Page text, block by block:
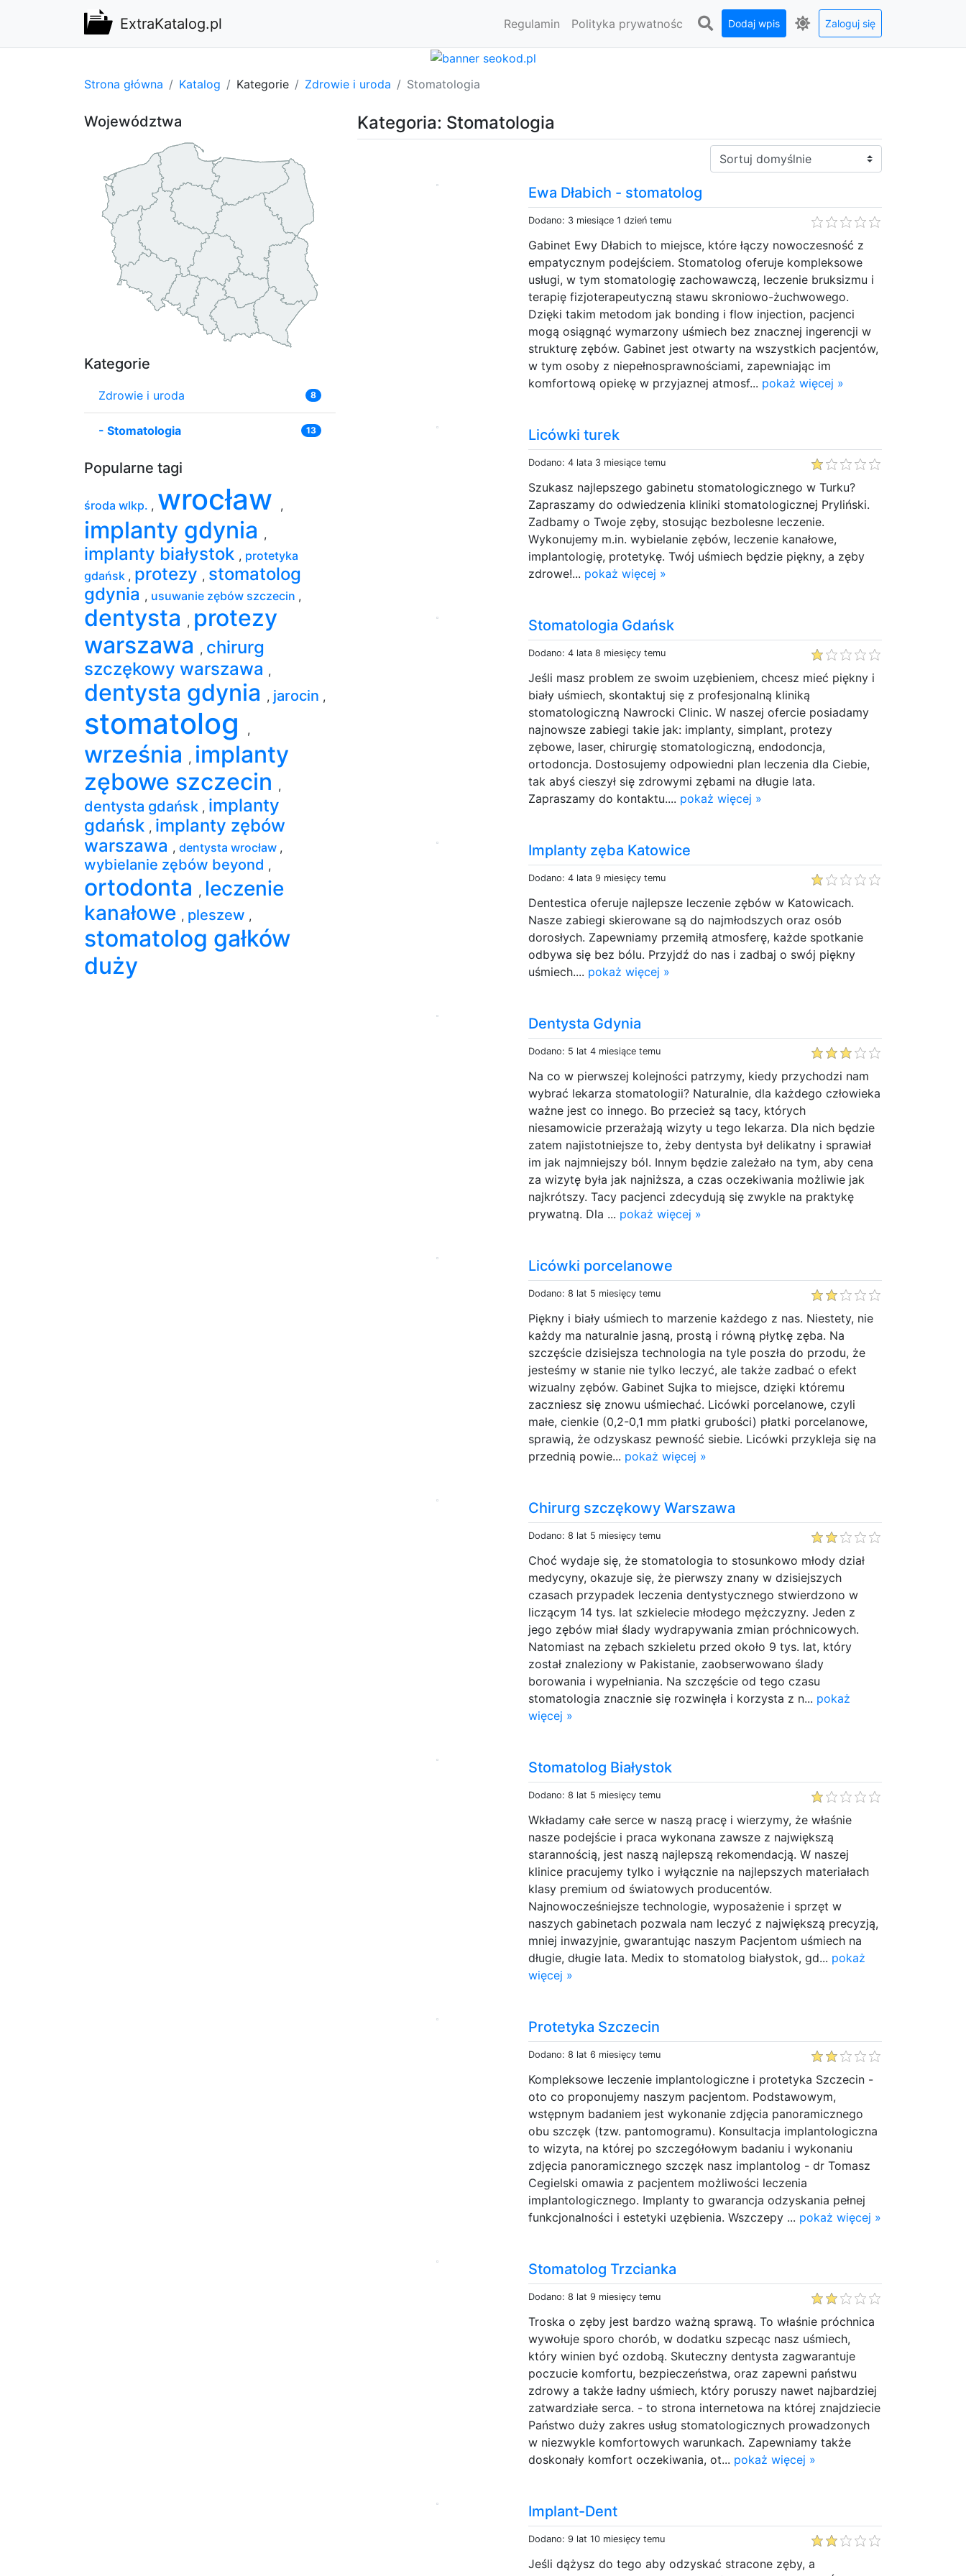
ExtraKatalog.pl Regulamin Polityka prywatnośc Dodaj wpis Zaloguj się
Strona główna Katalog Kategorie Zdrowie i uroda Stomatologia
Kategoria: Stomatologia
Sortuj:
Ewa Dłabich - stomatolog
Dodano: 3 miesiące 1 dzień temu
Gabinet Ewy Dłabich to miejsce, które łączy nowoczesność z
empatycznym podejściem. Stomatolog oferuje kompleksowe
usługi, w tym stomatologię zachowawczą, leczenie bruksizmu i
terapię fizjoterapeutyczną stawu skroniowo-żuchwowego.
Dzięki takim metodom jak bonding i flow injection, pacjenci
mogą osiągnąć wymarzony uśmiech bez znacznej ingerencji w
strukturę zębów. Gabinet jest otwarty na wszystkich pacjentów,
w tym osoby z niepełnosprawnościami, zapewniając im
komfortową opiekę w przyjaznej atmosf... pokaż więcej »
Licówki turek
Dodano: 4 lata 3 miesiące temu
Szukasz najlepszego gabinetu stomatologicznego w Turku?
Zapraszamy do odwiedzenia kliniki stomatologicznej Pryliński.
Zadbamy o Twoje zęby, stosując bezbolesne leczenie.
Wykonujemy m.in. wybielanie zębów, leczenie kanałowe,
implantologię, protetykę. Twój uśmiech będzie piękny, a zęby
zdrowe!... pokaż więcej »
Stomatologia Gdańsk
Dodano: 4 lata 8 miesięcy temu
Jeśli masz problem ze swoim uzębieniem, chcesz mieć piękny i
biały uśmiech, skontaktuj się z profesjonalną kliniką
stomatologiczną Nawrocki Clinic. W naszej ofercie posiadamy
najnowsze zabiegi takie jak: implanty, simplant, protezy
zębowe, laser, chirurgię stomatologiczną, endodoncja,
ortodoncja. Dostosujemy odpowiedni plan leczenia dla Ciebie,
tak abyś cieszył się zdrowymi zębami na długie lata.
Zapraszamy do kontaktu.... pokaż więcej »
Implanty zęba Katowice
Dodano: 4 lata 9 miesięcy temu
Dentestica oferuje najlepsze leczenie zębów w Katowicach.
Nasze zabiegi skierowane są do najmłodszych oraz osób
dorosłych. Zapewniamy przemiłą atmosferę, każde spotkanie
odbywa się bez bólu. Przyjdź do nas i zadbaj o swój piękny
uśmiech.... pokaż więcej »
Dentysta Gdynia
Dodano: 5 lat 4 miesiące temu
Na co w pierwszej kolejności patrzymy, kiedy przychodzi nam
wybrać lekarza stomatologii? Naturalnie, dla każdego człowieka
ważne jest co innego. Bo przecież są tacy, których
niesamowicie przerażają wizyty u tego lekarza. Dla nich będzie
zatem najistotniejsze to, żeby dentysta był delikatny i sprawiał
im jak najmniejszy ból. Innym będzie zależało na tym, aby cena
za wizytę była jak najniższa, a czas oczekiwania możliwie jak
najkrótszy. Tacy pacjenci zdecydują się zwykle na praktykę
prywatną. Dla ... pokaż więcej »
Licówki porcelanowe
Dodano: 8 lat 5 miesięcy temu
Piękny i biały uśmiech to marzenie każdego z nas. Niestety, nie
każdy ma naturalnie jasną, prostą i równą płytkę zęba. Na
szczęście dzisiejsza technologia na tyle poszła do przodu, że
jesteśmy w stanie nie tylko leczyć, ale także zadbać o efekt
wizualny zębów. Gabinet Sujka to miejsce, dzięki któremu
zaczniesz się znowu uśmiechać. Licówki porcelanowe, czyli
małe, cienkie (0,2-0,1 mm płatki grubości) płatki porcelanowe,
sprawią, że odzyskasz pewność siebie. Licówki przykleja się na
przednią powie... pokaż więcej »
Chirurg szczękowy Warszawa
Dodano: 8 lat 5 miesięcy temu
Choć wydaje się, że stomatologia to stosunkowo młody dział
medycyny, okazuje się, że pierwszy znany w dzisiejszych
czasach przypadek leczenia dentystycznego stwierdzono w
liczącym 14 tys. lat szkielecie młodego mężczyzny. Jeden z
jego zębów miał ślady wydrapywania zmian próchnicowych.
Natomiast na zębach szkieletu przed około 9 tys. lat, który
został znaleziony w Pakistanie, zaobserwowano ślady
borowania i wypełniania. Na szczęście od tego czasu
stomatologia znacznie się rozwinęła i korzysta z n... pokaż
więcej »
Stomatolog Białystok
Dodano: 8 lat 5 miesięcy temu
Wkładamy całe serce w naszą pracę i wierzymy, że właśnie
nasze podejście i praca wykonana zawsze z największą
starannością, jest naszą najlepszą rekomendacją. W naszej
klinice pracujemy tylko i wyłącznie na najlepszych materiałach
klasy premium od światowych producentów.
Najnowocześniejsze technologie, wyposażenie i sprzęt w
naszych gabinetach pozwala nam leczyć z największą precyzją,
mniej inwazyjnie, gwarantując naszym Pacjentom uśmiech na
długie, długie lata. Medix to stomatolog białystok, gd... pokaż
więcej »
Protetyka Szczecin
Dodano: 8 lat 6 miesięcy temu
Kompleksowe leczenie implantologiczne i protetyka Szczecin -
oto co proponujemy naszym pacjentom. Podstawowym,
wstępnym badaniem jest wykonanie zdjęcia panoramicznego
obu szczęk (tzw. pantomogramu). Konsultacja implantologiczna
to wizyta, na której po szczegółowym badaniu i wykonaniu
zdjęcia panoramicznego szczęk nasz implantolog - dr Tomasz
Cegielski omawia z pacjentem możliwości leczenia
implantologicznego. Implanty to gwarancja odzyskania pełnej
funkcjonalności i estetyki uzębienia. Wszczepy ... pokaż więcej »
Stomatolog Trzcianka
Dodano: 8 lat 9 miesięcy temu
Troska o zęby jest bardzo ważną sprawą. To właśnie próchnica
wywołuje sporo chorób, w dodatku szpecąc nasz uśmiech,
który winien być ozdobą. Skuteczny dentysta zagwarantuje
poczucie komfortu, bezpieczeństwa, oraz zapewni państwu
zdrowy a także ładny uśmiech, który poruszy nawet najbardziej
zatwardziałe serca. - to strona internetowa na której znajdziecie
Państwo duży zakres usług stomatologicznych prowadzonych
w niezwykle komfortowych warunkach. Zapewniamy także
doskonały komfort oczekiwania, ot... pokaż więcej »
Implant-Dent
Dodano: 9 lat 10 miesięcy temu
Jeśli dążysz do tego aby odzyskać stracone zęby, a
Województwa
Kategorie
Zdrowie i uroda 8
- Stomatologia 13
Popularne tagi
środa wlkp. , wrocław ,
implanty gdynia ,
implanty białystok , protetyka
gdańsk , protezy , stomatolog
gdynia , usuwanie zębów szczecin ,
dentysta , protezy
warszawa , chirurg
szczękowy warszawa ,
dentysta gdynia , jarocin ,
stomatolog ,
września , implanty
zębowe szczecin ,
dentysta gdańsk , implanty
gdańsk , implanty zębów
warszawa , dentysta wrocław ,
wybielanie zębów beyond ,
ortodonta , leczenie
kanałowe , pleszew ,
stomatolog gałków
duży